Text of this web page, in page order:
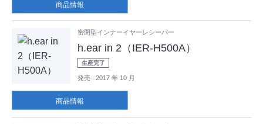
商品情報
密閉型インナーイヤーレシーバー
h.ear in 2（IER-H500A）
生産完了
発売 : 2017 年 10 月
商品情報